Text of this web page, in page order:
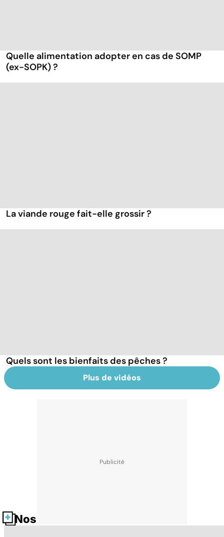
Quelle alimentation adopter en cas de SOMP
(ex-SOPK) ?
La viande rouge fait-elle grossir ?
Quels sont les bienfaits des pêches ?
Plus de vidéos
Nos fiches santé